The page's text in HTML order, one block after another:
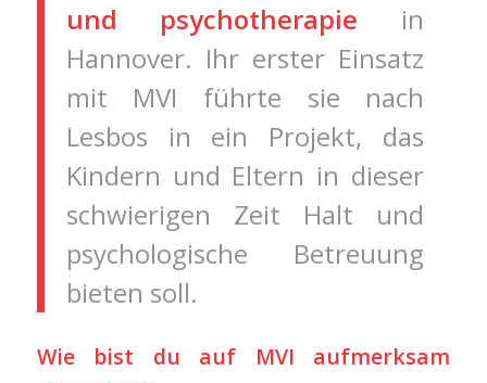
und psychotherapie in
Hannover. Ihr erster Einsatz
mit MVI führte sie nach
Lesbos in ein Projekt, das
Kindern und Eltern in dieser
schwierigen Zeit Halt und
psychologische Betreuung
bieten soll.
Wie bist du auf MVI aufmerksam